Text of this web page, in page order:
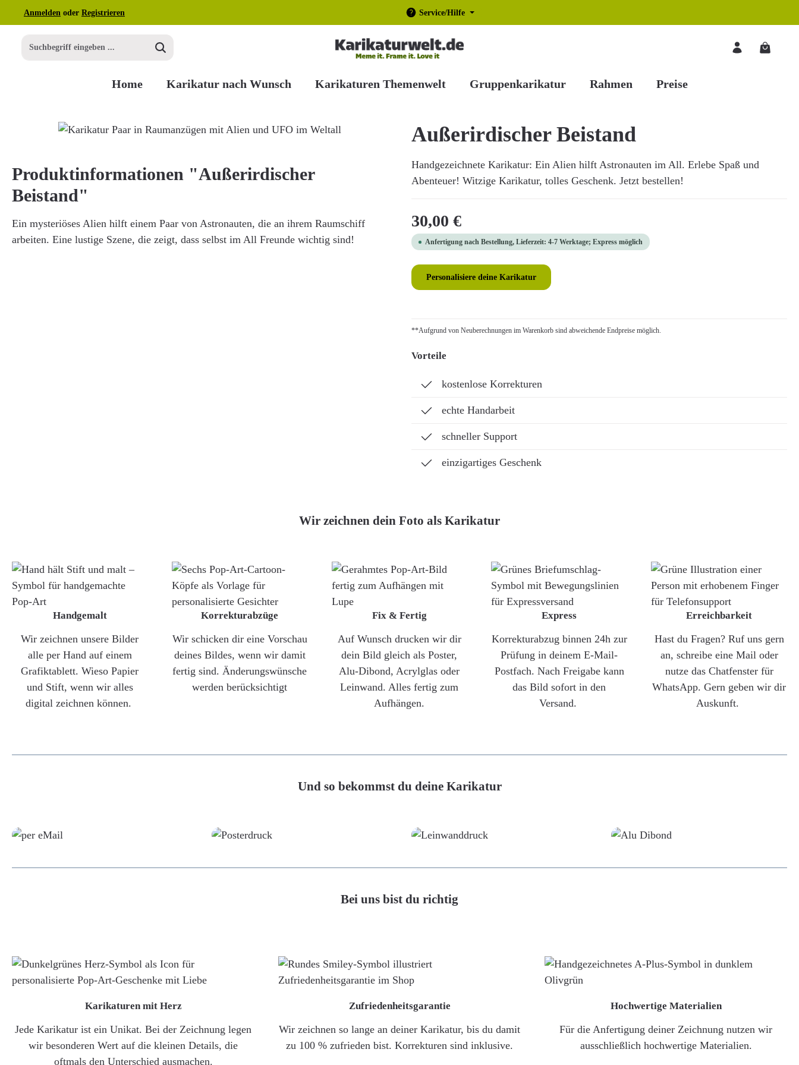
Hauptinhalt springen
Zur Suche springen
Zur Hauptnavigation springen
Anmelden oder Registrieren Service/Hilfe
Home Karikatur nach Wunsch Karikaturen Themenwelt Gruppenkarikatur Rahmen Preise
Bildergalerie überspringen Außerirdischer Beistand
Handgezeichnete Karikatur: Ein Alien hilft Astronauten im All. Erlebe Spaß und
Abenteuer! Witzige Karikatur, tolles Geschenk. Jetzt bestellen!
Regulärer Preis:
30,00 €
Anfertigung nach Bestellung, Lieferzeit: 4-7 Werktage; Express möglich
Personalisiere deine Karikatur
**Aufgrund von Neuberechnungen im Warenkorb sind abweichende Endpreise möglich.
Vorteile
kostenlose Korrekturen
echte Handarbeit
schneller Support
einzigartiges Geschenk
Produktinformationen "Außerirdischer
Beistand"
Ein mysteriöses Alien hilft einem Paar von Astronauten, die an ihrem Raumschiff
arbeiten. Eine lustige Szene, die zeigt, dass selbst im All Freunde wichtig sind!
Wir zeichnen dein Foto als Karikatur
Handgemalt
Wir zeichnen unsere Bilder
alle per Hand auf einem
Grafiktablett. Wieso Papier
und Stift, wenn wir alles
digital zeichnen können.
Korrekturabzüge
Wir schicken dir eine Vorschau
deines Bildes, wenn wir damit
fertig sind. Änderungswünsche
werden berücksichtigt
Fix & Fertig
Auf Wunsch drucken wir dir
dein Bild gleich als Poster,
Alu-Dibond, Acrylglas oder
Leinwand. Alles fertig zum
Aufhängen.
Express
Korrekturabzug binnen 24h zur
Prüfung in deinem E-Mail-
Postfach. Nach Freigabe kann
das Bild sofort in den
Versand.
Erreichbarkeit
Hast du Fragen? Ruf uns gern
an, schreibe eine Mail oder
nutze das Chatfenster für
WhatsApp. Gern geben wir dir
Auskunft.
Und so bekommst du deine Karikatur
Bei uns bist du richtig
Karikaturen mit Herz
Jede Karikatur ist ein Unikat. Bei der Zeichnung legen
wir besonderen Wert auf die kleinen Details, die
oftmals den Unterschied ausmachen.
Zufriedenheitsgarantie
Wir zeichnen so lange an deiner Karikatur, bis du damit
zu 100 % zufrieden bist. Korrekturen sind inklusive.
Hochwertige Materialien
Für die Anfertigung deiner Zeichnung nutzen wir
ausschließlich hochwertige Materialien.